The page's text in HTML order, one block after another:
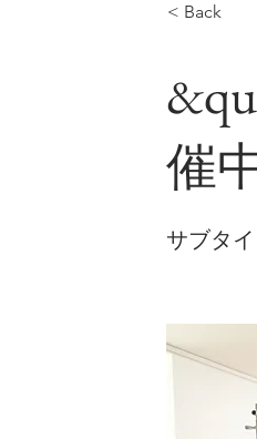
< Back
催
サブタ